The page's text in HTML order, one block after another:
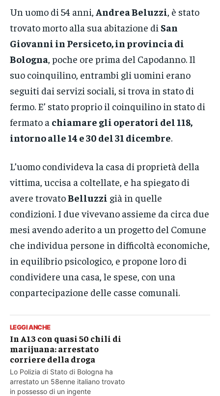
Un uomo di 54 anni, Andrea Beluzzi , è stato
trovato morto alla sua abitazione di San
Giovanni in Persiceto, in provincia di
Bologna , poche ore prima del Capodanno. Il
suo coinquilino, entrambi gli uomini erano
seguiti dai servizi sociali, si trova in stato di
fermo. E’ stato proprio il coinquilino in stato di
fermato a chiamare gli operatori del 118,
intorno alle 14 e 30 del 31 dicembre.
L’uomo condivideva la casa di proprietà della
vittima, uccisa a coltellate, e ha spiegato di
avere trovatoBelluzzi già in quelle
condizioni. I due vivevano assieme da circa due
mesi avendo aderito a un progetto del Comune
che individua persone in difficoltà economiche,
in equilibrio psicologico, e propone loro di
condividere una casa, le spese, con una
conpartecipazione delle casse comunali.
LEGGI ANCHE
In A13 con quasi 50 chili di
marijuana: arrestato
corriere della droga
Lo Polizia di Stato di Bologna ha
arrestato un 58enne italiano trovato
in possesso di un ingente